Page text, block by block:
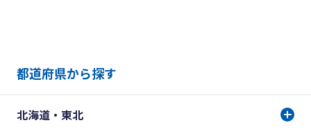
都道府県から探す
北海道・東北